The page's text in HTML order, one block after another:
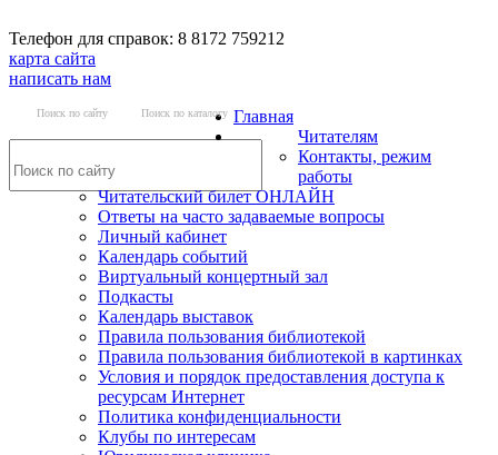
Телефон для справок: 8 8172 759212
карта сайта
написать нам
Поиск по сайту Поиск по каталогу Главная
Читателям
Контакты, режим
работы
Читательский билет ОНЛАЙН
Ответы на часто задаваемые вопросы
Личный кабинет
Календарь событий
Виртуальный концертный зал
Подкасты
Календарь выставок
Правила пользования библиотекой
Правила пользования библиотекой в картинках
Условия и порядок предоставления доступа к
ресурсам Интернет
Политика конфиденциальности
Клубы по интересам